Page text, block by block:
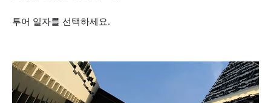
투어 일자를 선택하세요.